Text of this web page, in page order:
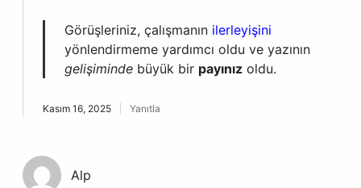
Görüşleriniz, çalışmanın ilerleyişini
yönlendirmeme yardımcı oldu ve yazının
gelişiminde büyük bir payınız oldu.
Kasım 16, 2025 Yanıtla
Alp